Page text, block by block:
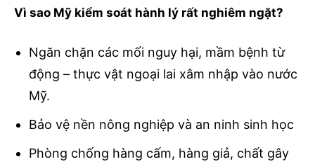
Vì sao Mỹ kiểm soát hành lý rất nghiêm ngặt?
Ngăn chặn các mối nguy hại, mầm bệnh từ
động – thực vật ngoại lai xâm nhập vào nước
Mỹ.
Bảo vệ nền nông nghiệp và an ninh sinh học
Phòng chống hàng cấm, hàng giả, chất gây